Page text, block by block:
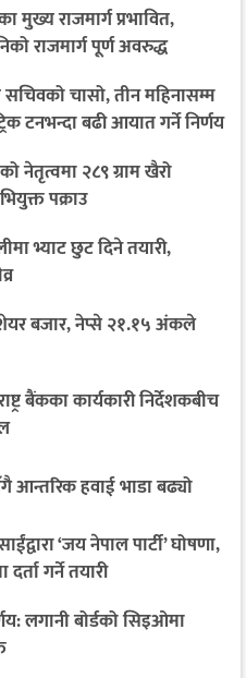
मुख्य राजमार्ग प्रभावित,
राजमार्ग पूर्ण अवरुद्ध
चासो, तीन महिनासम्म
टनभन्दा बढी आयात गर्ने निर्णय
नेतृत्वमा २८९ ग्राम खैरो
पक्राउ
भ्याट छुट दिने तयारी,
बजार, नेप्से २१.१५ अंकले
बैंकका कार्यकारी निर्देशकबीच
आन्तरिक हवाई भाडा बढ्यो
‘जय नेपाल पार्टी’ घोषणा,
गर्ने तयारी
लगानी बोर्डको सिइओमा